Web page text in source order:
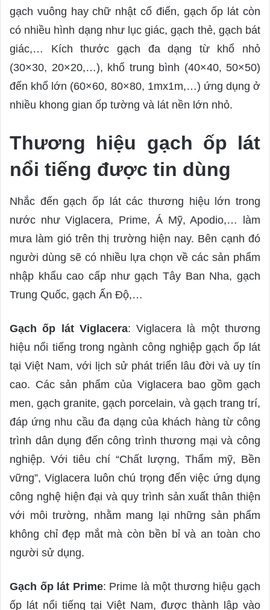
gạch vuông hay chữ nhật cổ điển, gạch ốp lát còn
có nhiều hình dạng như lục giác, gạch thẻ, gạch bát
giác,… Kích thước gạch đa dạng từ khổ nhỏ
(30×30, 20×20,…), khổ trung bình (40×40, 50×50)
đến khổ lớn (60×60, 80×80, 1mx1m,…) ứng dụng ở
nhiều khong gian ốp tường và lát nền lớn nhỏ.
Thương hiệu gạch ốp lát
nổi tiếng được tin dùng
Nhắc đến gạch ốp lát các thương hiệu lớn trong
nước như Viglacera, Prime, Á Mỹ, Apodio,… làm
mưa làm gió trên thị trường hiện nay. Bên cạnh đó
người dùng sẽ có nhiều lựa chọn về các sản phẩm
nhập khẩu cao cấp như gạch Tây Ban Nha, gạch
Trung Quốc, gạch Ấn Độ,…
Gạch ốp lát Viglacera: Viglacera là một thương
hiệu nổi tiếng trong ngành công nghiệp gạch ốp lát
tại Việt Nam, với lịch sử phát triển lâu đời và uy tín
cao. Các sản phẩm của Viglacera bao gồm gạch
men, gạch granite, gạch porcelain, và gạch trang trí,
đáp ứng nhu cầu đa dạng của khách hàng từ công
trình dân dụng đến công trình thương mại và công
nghiệp. Với tiêu chí “Chất lượng, Thẩm mỹ, Bền
vững”, Viglacera luôn chú trọng đến việc ứng dụng
công nghệ hiện đại và quy trình sản xuất thân thiện
với môi trường, nhằm mang lại những sản phẩm
không chỉ đẹp mắt mà còn bền bỉ và an toàn cho
người sử dụng.
Gạch ốp lát Prime: Prime là một thương hiệu gạch
ốp lát nổi tiếng tại Việt Nam, được thành lập vào